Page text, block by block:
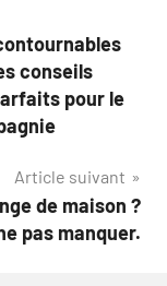
conseils
pour le
Article suivant
de maison ?
pas manquer.